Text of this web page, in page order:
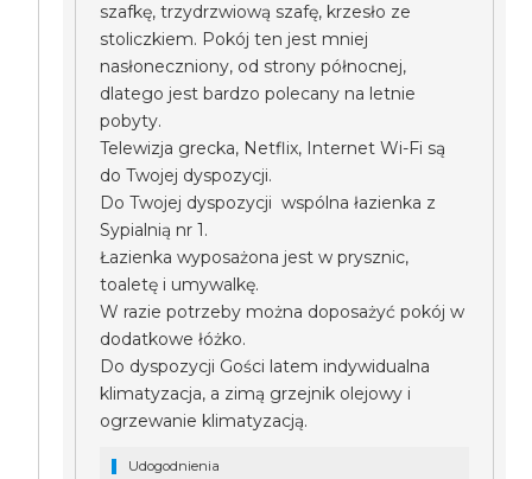
szafkę, trzydrzwiową szafę, krzesło ze
stoliczkiem. Pokój ten jest mniej
nasłoneczniony, od strony północnej,
dlatego jest bardzo polecany na letnie
pobyty.
Telewizja grecka, Netflix, Internet Wi-Fi są
do Twojej dyspozycji.
Do Twojej dyspozycji wspólna łazienka z
Sypialnią nr 1.
Łazienka wyposażona jest w prysznic,
toaletę i umywalkę.
W razie potrzeby można doposażyć pokój w
dodatkowe łóżko.
Do dyspozycji Gości latem indywidualna
klimatyzacja, a zimą grzejnik olejowy i
ogrzewanie klimatyzacją.
Udogodnienia